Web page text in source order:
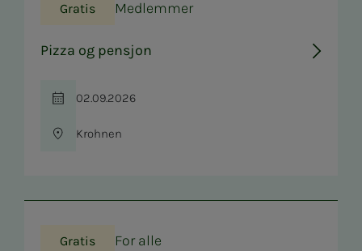
Gratis Medlemmer
Pizza og pensjon
Tid
02.09.2026
Sted
Krohnen
Gratis For alle